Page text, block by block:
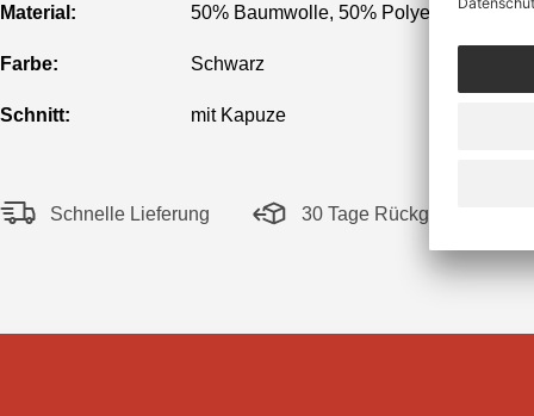
Material: 50% Baumwolle, 50% Polyester
Farbe: Schwarz
Schnitt: mit Kapuze
Schnelle Lieferung 30 Tage Rückgaberecht